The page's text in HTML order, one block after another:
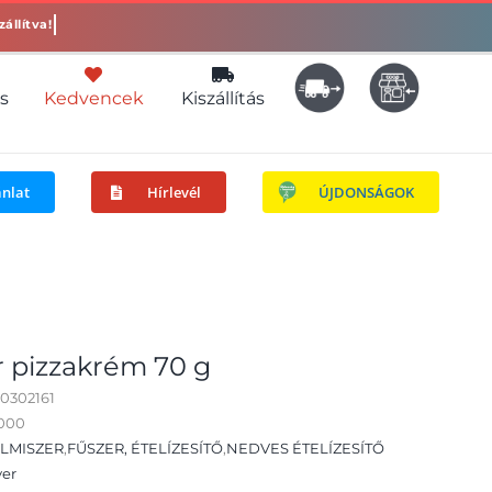
Kedvencek Kiszállítás
Hírlevél ÚJDONSÁGOK
pizzakrém 70 g
,FŰSZER, ÉTELÍZESÍTŐ,NEDVES ÉTELÍZESÍTŐ